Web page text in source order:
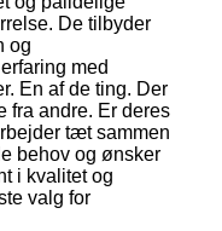
De tilbyder
og
med
En af de ting. Der
fra andre. Er deres
tæt sammen
behov og ønsker
i kvalitet og
valg for